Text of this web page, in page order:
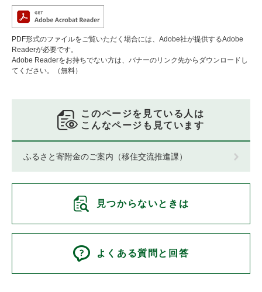
PDF形式のファイルをご覧いただく場合には、Adobe社が提供するAdobe
Readerが必要です。
Adobe Readerをお持ちでない方は、バナーのリンク先からダウンロードし
てください。（無料）
このページを見ている人は
こんなページも見ています
ふるさと寄附金のご案内（移住交流推進課）
見つからないときは
よくある質問と回答